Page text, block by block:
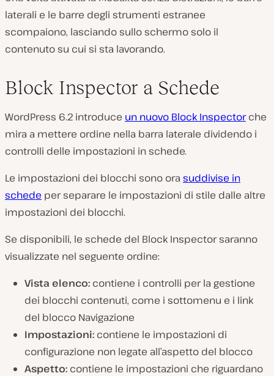
laterali e le barre degli strumenti estranee
scompaiono, lasciando sullo schermo solo il
contenuto su cui si sta lavorando.
Block Inspector a Schede
WordPress 6.2 introduce un nuovo Block Inspectorche
mira a mettere ordine nella barra laterale dividendo i
controlli delle impostazioni in schede.
Le impostazioni dei blocchi sono ora suddivise in
schede per separare le impostazioni di stile dalle altre
impostazioni dei blocchi.
Se disponibili, le schede del Block Inspector saranno
visualizzate nel seguente ordine:
Vista elenco: contiene i controlli per la gestione
dei blocchi contenuti, come i sottomenu e i link
del blocco Navigazione
Impostazioni: contiene le impostazioni di
configurazione non legate all’aspetto del blocco
Aspetto: contiene le impostazioni che riguardano